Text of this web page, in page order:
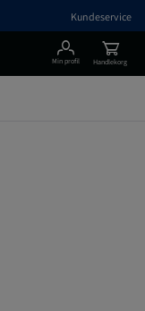
Kundeservice
Min profil Handlekorg